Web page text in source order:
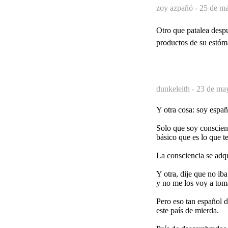
zoy azpañó - 25 de
Otro que patalea
productos de su
dunkeleith - 23 de
Y otra cosa: soy
Solo que soy
básico que es lo que
La consciencia se
Y otra, dije que no
y no me los voy a
Pero eso tan español
este país de mierda.